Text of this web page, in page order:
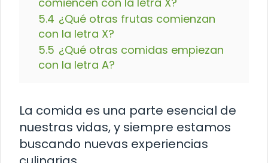
5.4 ¿Qué otras frutas comienzan
con la letra X?
5.5 ¿Qué otras comidas empiezan
con la letra A?
La comida es una parte esencial de
nuestras vidas, y siempre estamos
buscando nuevas experiencias